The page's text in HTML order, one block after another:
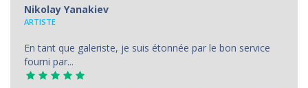
Nikolay Yanakiev
ARTISTE
En tant que galeriste, je suis étonnée par le bon service
fourni par...